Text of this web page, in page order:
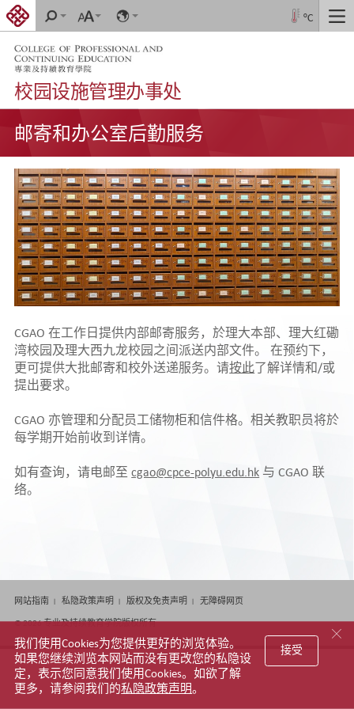
跳
到
体
小
Language
°C
切
换
校园设施管理办事处
邮寄和办公室后勤服务
CGAO 在工作日提供内部邮寄服务，於理大本部、理大红磡
湾校园及理大西九龙校园之间派送内部文件。 在预约下，
更可提供大批邮寄和校外送递服务。请按此了解详情和/或
提出要求。
CGAO 亦管理和分配员工储物柜和信件格。相关教职员将於
每学期开始前收到详情。
如有查询，请电邮至cgao@cpce-polyu.edu.hk 与 CGAO 联
络。
网站指南 私隐政策声明 版权及免责声明 无障碍网页
© 2026 专业及持续教育学院版权所有
接受
我们使用Cookies为您提供更好的浏览体验。
如果您继续浏览本网站而没有更改您的私隐设
定，表示您同意我们使用Cookies。如欲了解
更多，请参阅我们的私隐政策声明。